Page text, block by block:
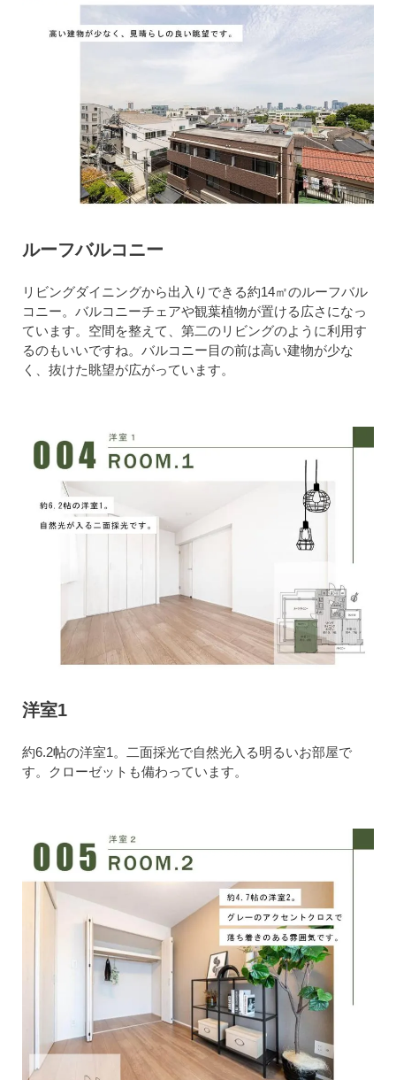
ルーフバルコニー
リビングダイニングから出入りできる約14㎡のルーフバル
コニー。バルコニーチェアや観葉植物が置ける広さになっ
ています。空間を整えて、第二のリビングのように利用す
るのもいいですね。バルコニー目の前は高い建物が少な
く、抜けた眺望が広がっています。
洋室1
約6.2帖の洋室1。二面採光で自然光入る明るいお部屋で
す。クローゼットも備わっています。